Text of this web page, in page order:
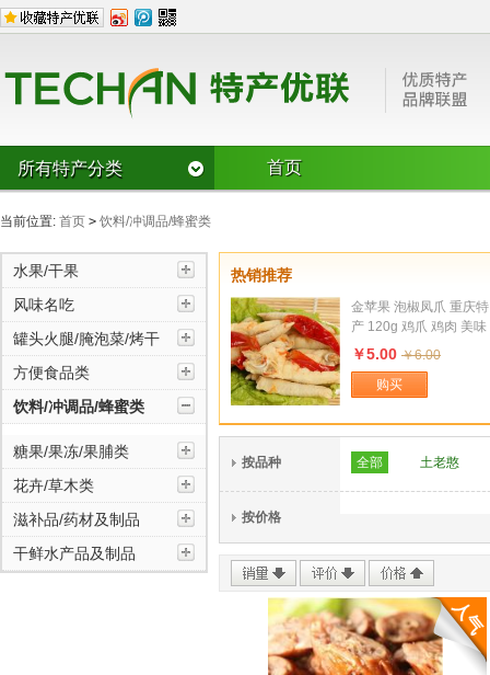
所有特产分类
双桂圆龙眼
猕猴桃
其它类水果
杏仁
榛子
核桃 瓜子
风味名吃
风味糕点/麻
烧鸡/烤鸭
锅贴/馅饼/盒
腊肉/腊肠/灌
其它风味名
鱼宴
切糕
湖南风味
广西风味
湖北风味
罐头火腿/腌泡菜/烤干
方便食品类
饮料/冲调品/蜂蜜类
糖果/果冻/果脯类
首页
当前位置: 首页 > 饮料/冲调品/蜂蜜类
水果/干果
风味名吃
罐头火腿/腌泡菜/烤干
方便食品类
饮料/冲调品/蜂蜜类
糖果/果冻/果脯类
花卉/草木类
滋补品/药材及制品
干鲜水产品及制品
热销推荐
金苹果 泡椒凤爪 重庆特
产 120g 鸡爪 鸡肉 美味
可口 健康营养
￥5.00 ￥6.00
购买
按品种 全部 土老憨
按价格